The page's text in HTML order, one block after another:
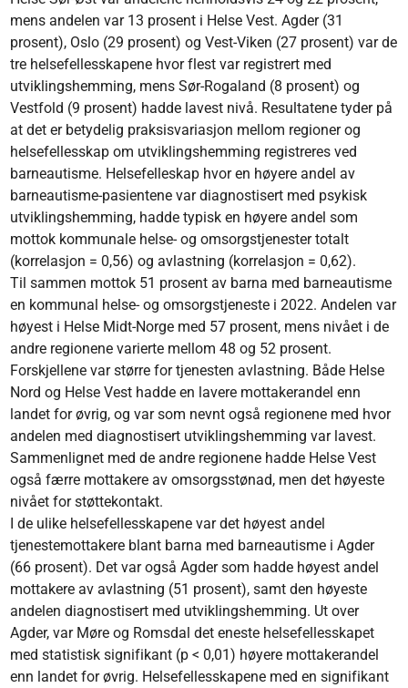
mens andelen var 13 prosent i Helse Vest. Agder (31
prosent), Oslo (29 prosent) og Vest-Viken (27 prosent) var de
tre helsefellesskapene hvor flest var registrert med
utviklingshemming, mens Sør-Rogaland (8 prosent) og
Vestfold (9 prosent) hadde lavest nivå. Resultatene tyder på
at det er betydelig praksisvariasjon mellom regioner og
helsefellesskap om utviklingshemming registreres ved
barneautisme. Helsefelleskap hvor en høyere andel av
barneautisme-pasientene var diagnostisert med psykisk
utviklingshemming, hadde typisk en høyere andel som
mottok kommunale helse- og omsorgstjenester totalt
(korrelasjon = 0,56) og avlastning (korrelasjon = 0,62).
Til sammen mottok 51 prosent av barna med barneautisme
en kommunal helse- og omsorgstjeneste i 2022. Andelen var
høyest i Helse Midt-Norge med 57 prosent, mens nivået i de
andre regionene varierte mellom 48 og 52 prosent.
Forskjellene var større for tjenesten avlastning. Både Helse
Nord og Helse Vest hadde en lavere mottakerandel enn
landet for øvrig, og var som nevnt også regionene med hvor
andelen med diagnostisert utviklingshemming var lavest.
Sammenlignet med de andre regionene hadde Helse Vest
også færre mottakere av omsorgsstønad, men det høyeste
nivået for støttekontakt.
I de ulike helsefellesskapene var det høyest andel
tjenestemottakere blant barna med barneautisme i Agder
(66 prosent). Det var også Agder som hadde høyest andel
mottakere av avlastning (51 prosent), samt den høyeste
andelen diagnostisert med utviklingshemming. Ut over
Agder, var Møre og Romsdal det eneste helsefellesskapet
med statistisk signifikant (p < 0,01) høyere mottakerandel
enn landet for øvrig. Helsefellesskapene med en signifikant